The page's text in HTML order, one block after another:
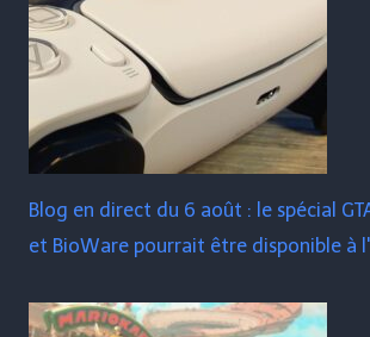
Blog en direct du 6 août : le spécial
et BioWare pourrait être disponible à